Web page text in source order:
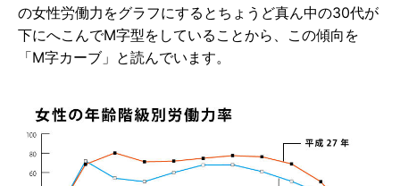
の女性労働力をグラフにするとちょうど真ん中の30代が
下にへこんでM字型をしていることから、この傾向を
「M字カーブ」と読んでいます。